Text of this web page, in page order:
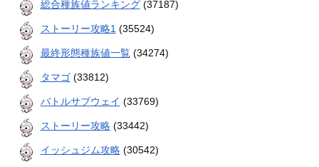
総合種族値ランキング(37187)
ストーリー攻略1 (35524)
最終形態種族値一覧(34274)
タマゴ(33812)
バトルサブウェイ (33769)
ストーリー攻略(33442)
イッシュジム攻略(30542)